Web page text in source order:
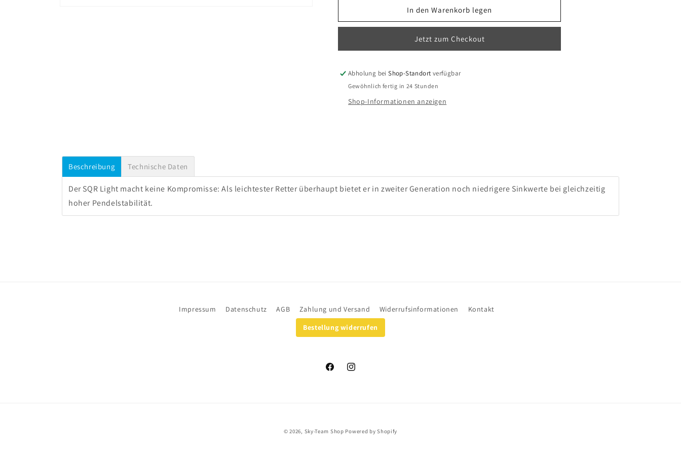
Companion
2
für
Companion
Light
2
In den Warenkorb legen
Jetzt zum Checkout
Abholung beiShop-Standort verfügbar
Gewöhnlich fertig in 24 Stunden
Shop-Informationen anzeigen
Beschreibung Technische Daten
Der SQR Light macht keine Kompromisse: Als leichtester Retter überhaupt bietet er in zweiter Generation noch niedrigere Sinkwerte bei gleichzeitig
hoher Pendelstabilität.
Impressum Datenschutz AGB Zahlung und Versand Widerrufsinformationen
Kontakt
Bestellung widerrufen
FacebookInstagram
© 2026, Sky-Team Shop Powered by Shopify